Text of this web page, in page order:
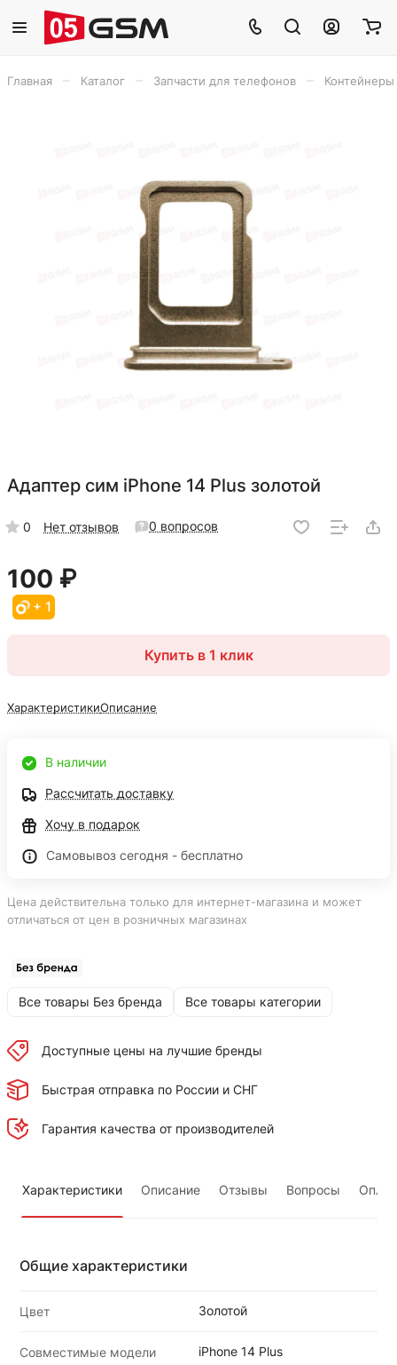
Главная Каталог Запчасти для телефонов
Адаптер сим iPhone 14 Plus золотой
0 Нет отзывов 0 вопросов
100 ₽
+ 1
Купить в 1 клик
ХарактеристикиОписание
В наличии
Рассчитать доставку
Хочу в подарок
Самовывоз сегодня - бесплатно
Цена действительна только для интернет-магазина и может
отличаться от цен в розничных магазинах
Все товары Без бренда Все товары категории
Доступные цены на лучшие бренды
Быстрая отправка по России и СНГ
Гарантия качества от производителей
Характеристики Описание Отзывы Вопросы
Общие характеристики
Цвет Золотой
Совместимые модели iPhone 14 Plus